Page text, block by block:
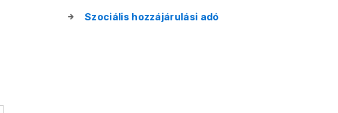
Szociális hozzájárulási adó